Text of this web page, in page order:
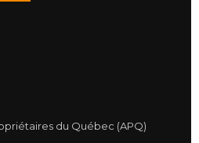
du Québec (APQ)